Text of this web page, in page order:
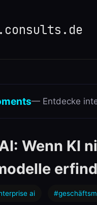
.consults.de
— Entdecke
Wenn KI
ai